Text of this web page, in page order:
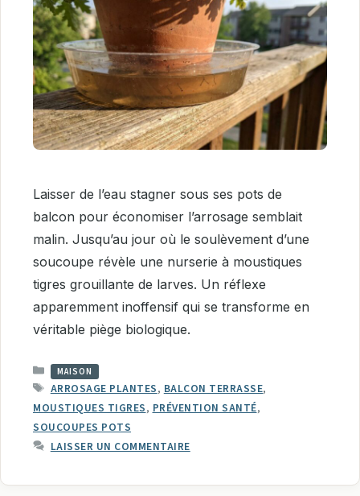
Laisser de l’eau stagner sous ses pots de
balcon pour économiser l’arrosage semblait
malin. Jusqu’au jour où le soulèvement d’une
soucoupe révèle une nurserie à moustiques
tigres grouillante de larves. Un réflexe
apparemment inoffensif qui se transforme en
véritable piège biologique.
CATÉGORIES
MAISON
ÉTIQUETTES
ARROSAGE PLANTES, BALCON TERRASSE,
MOUSTIQUES TIGRES, PRÉVENTION SANTÉ,
SOUCOUPES POTS
LAISSER UN COMMENTAIRE